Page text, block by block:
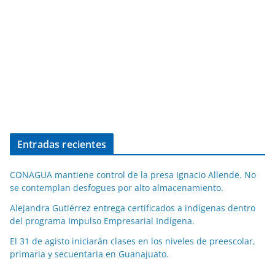
Entradas recientes
CONAGUA mantiene control de la presa Ignacio Allende. No
se contemplan desfogues por alto almacenamiento.
Alejandra Gutiérrez entrega certificados a indígenas dentro
del programa Impulso Empresarial Indígena.
El 31 de agisto iniciarán clases en los niveles de preescolar,
primaria y secuentaria en Guanajuato.